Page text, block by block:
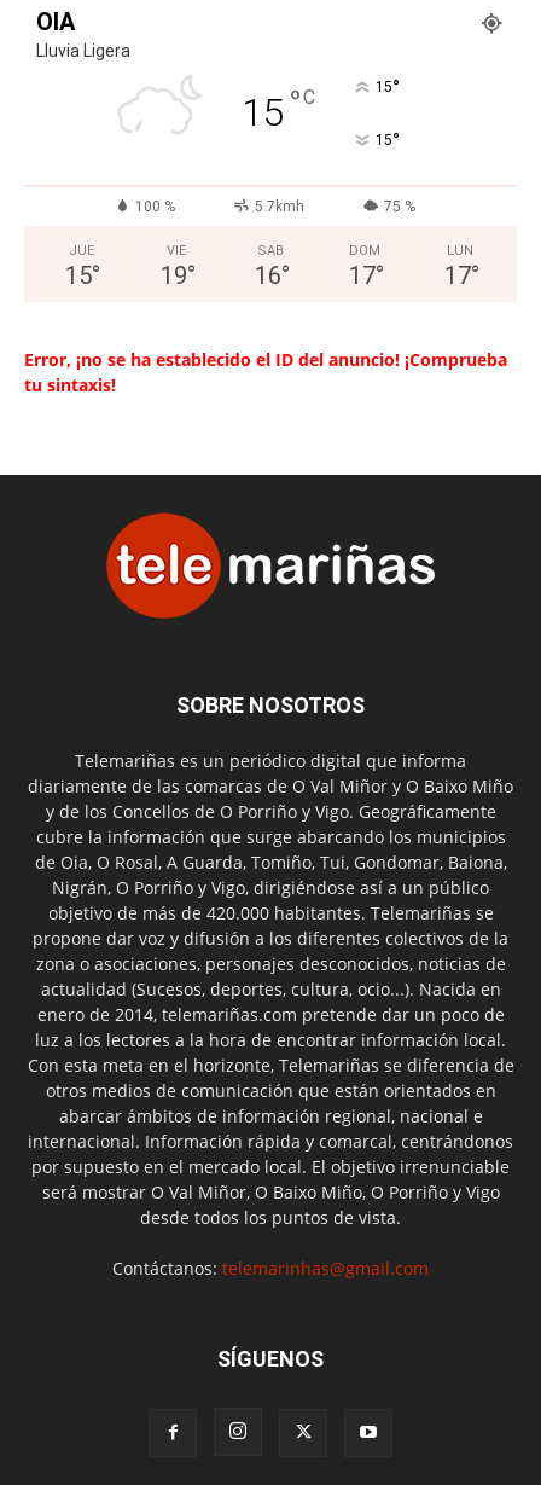
OIA
Lluvia Ligera
15 °C 15°
15°
100 % 5.7kmh 75 %
JUE
15°
VIE
19°
SAB
16°
DOM
17°
LUN
17°
Error, ¡no se ha establecido el ID del anuncio! ¡Comprueba
tu sintaxis!
SOBRE NOSOTROS
Telemariñas es un periódico digital que informa
diariamente de las comarcas de O Val Miñor y O Baixo Miño
y de los Concellos de O Porriño y Vigo. Geográficamente
cubre la información que surge abarcando los municipios
de Oia, O Rosal, A Guarda, Tomiño, Tui, Gondomar, Baiona,
Nigrán, O Porriño y Vigo, dirigiéndose así a un público
objetivo de más de 420.000 habitantes. Telemariñas se
propone dar voz y difusión a los diferentes colectivos de la
zona o asociaciones, personajes desconocidos, noticias de
actualidad (Sucesos, deportes, cultura, ocio...). Nacida en
enero de 2014, telemariñas.com pretende dar un poco de
luz a los lectores a la hora de encontrar información local.
Con esta meta en el horizonte, Telemariñas se diferencia de
otros medios de comunicación que están orientados en
abarcar ámbitos de información regional, nacional e
internacional. Información rápida y comarcal, centrándonos
por supuesto en el mercado local. El objetivo irrenunciable
será mostrar O Val Miñor, O Baixo Miño, O Porriño y Vigo
desde todos los puntos de vista.
Contáctanos: telemarinhas@gmail.com
SÍGUENOS